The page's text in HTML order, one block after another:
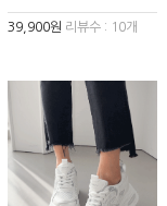
39,900원 리뷰수 : 10개